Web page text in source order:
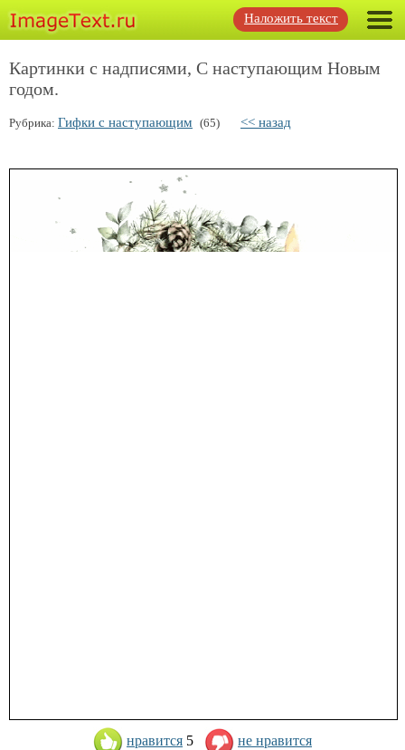
Наложить текст
Картинки с надписями, С наступающим Новым
годом.
Рубрика: Гифки с наступающим (65) << назад
нравится 5 не нравится